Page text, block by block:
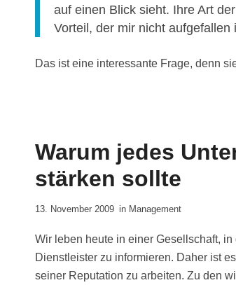
auf einen Blick sieht. Ihre Art
Vorteil, der mir nicht aufgefallen
Das ist eine interessante Frage, denn
Warum jedes
stärken sollte
13. November 2009 in Management
Wir leben heute in einer Gesellschaft,
Dienstleister zu informieren. Daher ist
seiner Reputation zu arbeiten. Zu den